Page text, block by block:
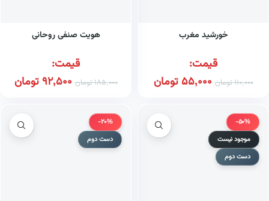
خورشید مغرب
قیمت:
110,000تومان 55,000 تومان
هویت صنفی روحانی
قیمت:
185,000تومان 92,500تومان
-50%
موجود نیست
دست دوم
-20%
دست دوم